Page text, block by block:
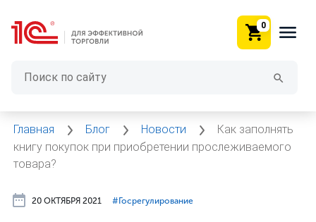
0
Главная Блог Новости
Как заполнять
книгу покупок при приобретении прослеживаемого
товара?
20 ОКТЯБРЯ 2021 #⁣Госрегулирование